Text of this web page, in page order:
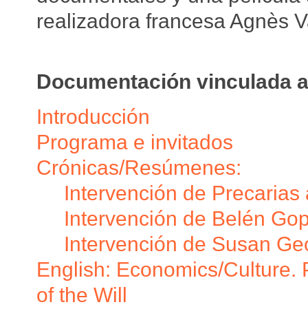
realizadora francesa Agnès
Documentación vinculada
Introducción
Programa e invitados
Crónicas/Resúmenes:
Intervención de Precarias
Intervención de Belén
Intervención de Susan
English: Economics/Culture.
of the Will